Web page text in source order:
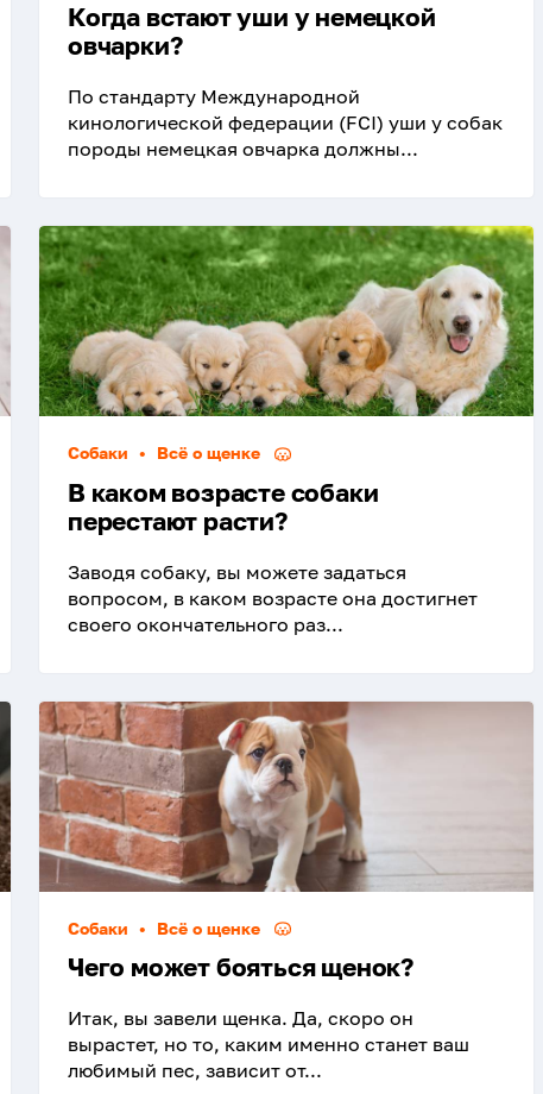
Когда встают уши у немецкой
овчарки?
По стандарту Международной
кинологической федерации (FCI) уши у собак
породы немецкая овчарка должны...
Собаки • Всё о щенке
В каком возрасте собаки
перестают расти?
Заводя собаку, вы можете задаться
вопросом, в каком возрасте она достигнет
своего окончательного раз...
Собаки • Всё о щенке
Чего может бояться щенок?
Итак, вы завели щенка. Да, скоро он
вырастет, но то, каким именно станет ваш
любимый пес, зависит от...